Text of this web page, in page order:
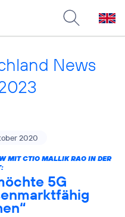
News
2020
MIT CTIO MALLIK RAO IN DER
5G